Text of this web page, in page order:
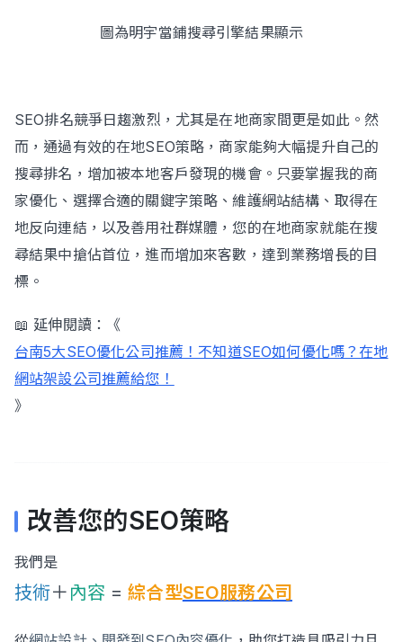
圖為明宇當鋪搜尋引擎結果顯示
SEO排名競爭日趨激烈，尤其是在地商家間更是如此。然
而，通過有效的在地SEO策略，商家能夠大幅提升自己的
搜尋排名，增加被本地客戶發現的機會。只要掌握我的商
家優化、選擇合適的關鍵字策略、維護網站結構、取得在
地反向連結，以及善用社群媒體，您的在地商家就能在搜
尋結果中搶佔首位，進而增加來客數，達到業務增長的目
標。
📖 延伸閱讀：《
台南5大SEO優化公司推薦！不知道SEO如何優化嗎？在地
網站架設公司推薦給您！
》
改善您的SEO策略
我們是
技術＋ 內容=綜合型SEO服務公司